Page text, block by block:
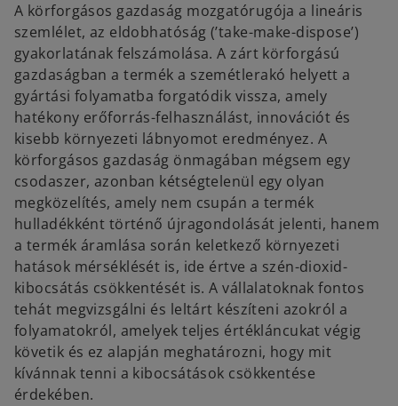
A körforgásos gazdaság mozgatórugója a lineáris
szemlélet, az eldobhatóság (’take-make-dispose’)
gyakorlatának felszámolása. A zárt körforgású
gazdaságban a termék a szemétlerakó helyett a
gyártási folyamatba forgatódik vissza, amely
hatékony erőforrás-felhasználást, innovációt és
kisebb környezeti lábnyomot eredményez. A
körforgásos gazdaság önmagában mégsem egy
csodaszer, azonban kétségtelenül egy olyan
megközelítés, amely nem csupán a termék
hulladékként történő újragondolását jelenti, hanem
a termék áramlása során keletkező környezeti
hatások mérséklését is, ide értve a szén-dioxid-
kibocsátás csökkentését is. A vállalatoknak fontos
tehát megvizsgálni és leltárt készíteni azokról a
folyamatokról, amelyek teljes értékláncukat végig
követik és ez alapján meghatározni, hogy mit
kívánnak tenni a kibocsátások csökkentése
érdekében.